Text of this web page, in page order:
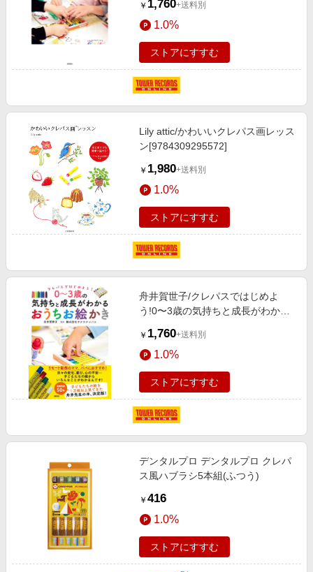
￥ 1,760+送料別
1.0%
ストアにすすむ
Lily attic/かわいいクレパス画レッス
ン[9784309295572]
￥ 1,980+送料別
1.0%
ストアにすすむ
舟井賀世子/クレパスではじめよ
う!0〜3歳の気持ちと成長がわかる
￥ 1,760+送料別
1.0%
ストアにすすむ
デンタルプロ デンタルプロ クレパ
ス風ハブラシ5本組(ふつう)
￥ 416
1.0%
ストアにすすむ